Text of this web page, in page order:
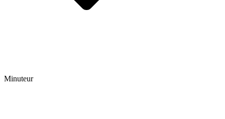
Minuteur